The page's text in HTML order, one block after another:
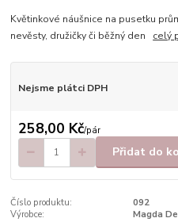
Květinkové náušnice na pusetku
nevěsty, družičky či běžný den celý
Nejsme plátci DPH
258,00 Kč/pár
Přidat do
Číslo produktu:
092
Výrobce:
Magda